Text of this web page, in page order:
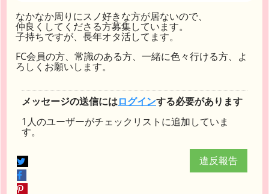
なかなか周りにスノ好きな方が居ないので、
仲良くしてくださる方募集しています。
子持ちですが、長年オタ活してます。
FC会員の方、常識のある方、一緒に色々行ける方、よ
ろしくお願いします。
メッセージの送信にはログインする必要があります
1人のユーザーがチェックリストに追加していま
す。
違反報告